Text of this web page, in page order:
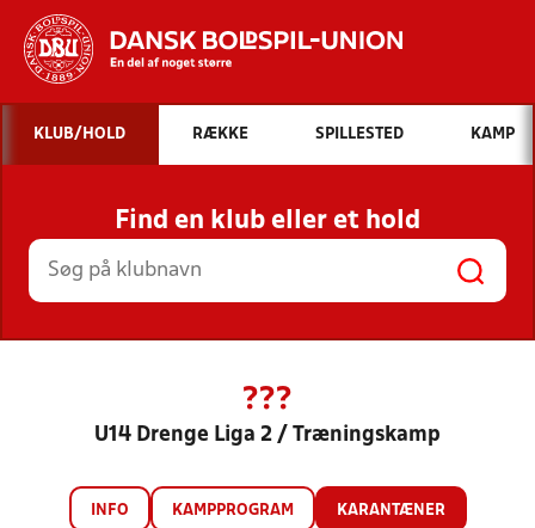
Hvad vil du søge efter?
INDHOLD OG NYHEDER
STILLINGER, RESULTATER, KLUBBER OG
HOLD
KLUB/HOLD RÆKKE SPILLESTED KAMP
Find en klub eller et hold
???
U14 Drenge Liga 2 / Træningskamp
INFO KAMPPROGRAM KARANTÆNER